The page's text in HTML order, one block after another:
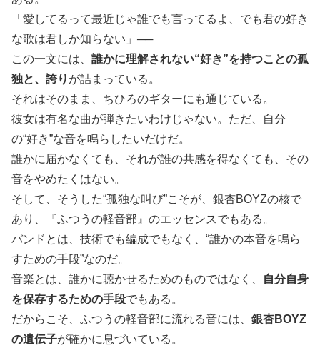
「愛してるって最近じゃ誰でも言ってるよ、でも君の好き
な歌は君しか知らない」──
この一文には、 誰かに理解されない“好き”を持つことの孤
独と、誇り が詰まっている。
それはそのまま、ちひろのギターにも通じている。
彼女は有名な曲が弾きたいわけじゃない。ただ、自分
の“好き”な音を鳴らしたいだけだ。
誰かに届かなくても、それが誰の共感を得なくても、その
音をやめたくはない。
そして、そうした“孤独な叫び”こそが、銀杏BOYZの核で
あり、『ふつうの軽音部』のエッセンスでもある。
バンドとは、技術でも編成でもなく、“誰かの本音を鳴ら
すための手段”なのだ。
音楽とは、誰かに聴かせるためのものではなく、
自分自身
を保存するための手段でもある。
だからこそ、ふつうの軽音部に流れる音には、 銀杏BOYZ
の遺伝子が確かに息づいている。